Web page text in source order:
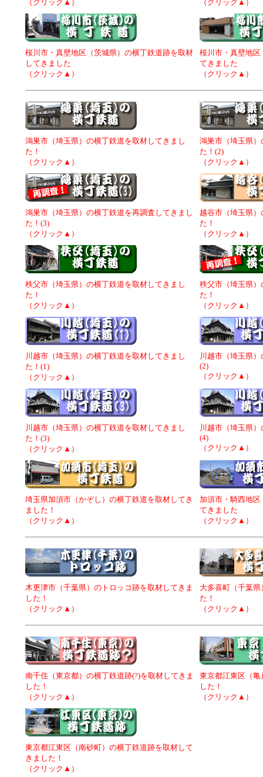
（クリック▲） （クリック▲）
桜川市・真壁地区（茨城県）の横丁鉄道跡を取材
してきました
（クリック▲）
桜川市・真壁地
てきました
（クリック▲）
鴻巣市（埼玉県）の横丁鉄道を取材してきまし
た！
（クリック▲）
鴻巣市（埼玉県
た！(2)
（クリック▲）
鴻巣市（埼玉県）の横丁鉄道を再調査してきまし
た！(3)
（クリック▲）
越谷市（埼玉県
た！
（クリック▲）
秩父市（埼玉県）の横丁鉄道を取材してきまし
た！
（クリック▲）
秩父市（埼玉県
た！
（クリック▲）
川越市（埼玉県）の横丁鉄道を取材してきまし
た！(1)
（クリック▲）
川越市（埼玉県
(2)
（クリック▲）
川越市（埼玉県）の横丁鉄道を取材してきまし
た！(3)
（クリック▲）
川越市（埼玉県
(4)
（クリック▲）
埼玉県加須市（かぞし）の横丁鉄道を取材してき
ました！
（クリック▲）
加須市・騎西地
てきました
（クリック▲）
木更津市（千葉県）のトロッコ跡を取材してきま
した！
（クリック▲）
大多喜町（千葉
た！
（クリック▲）
南千住（東京都）の横丁鉄道跡(?)を取材してきま
した！
（クリック▲）
東京都江東区（
した！
（クリック▲）
東京都江東区（南砂町）の横丁鉄道跡を取材して
きました！
（クリック▲）